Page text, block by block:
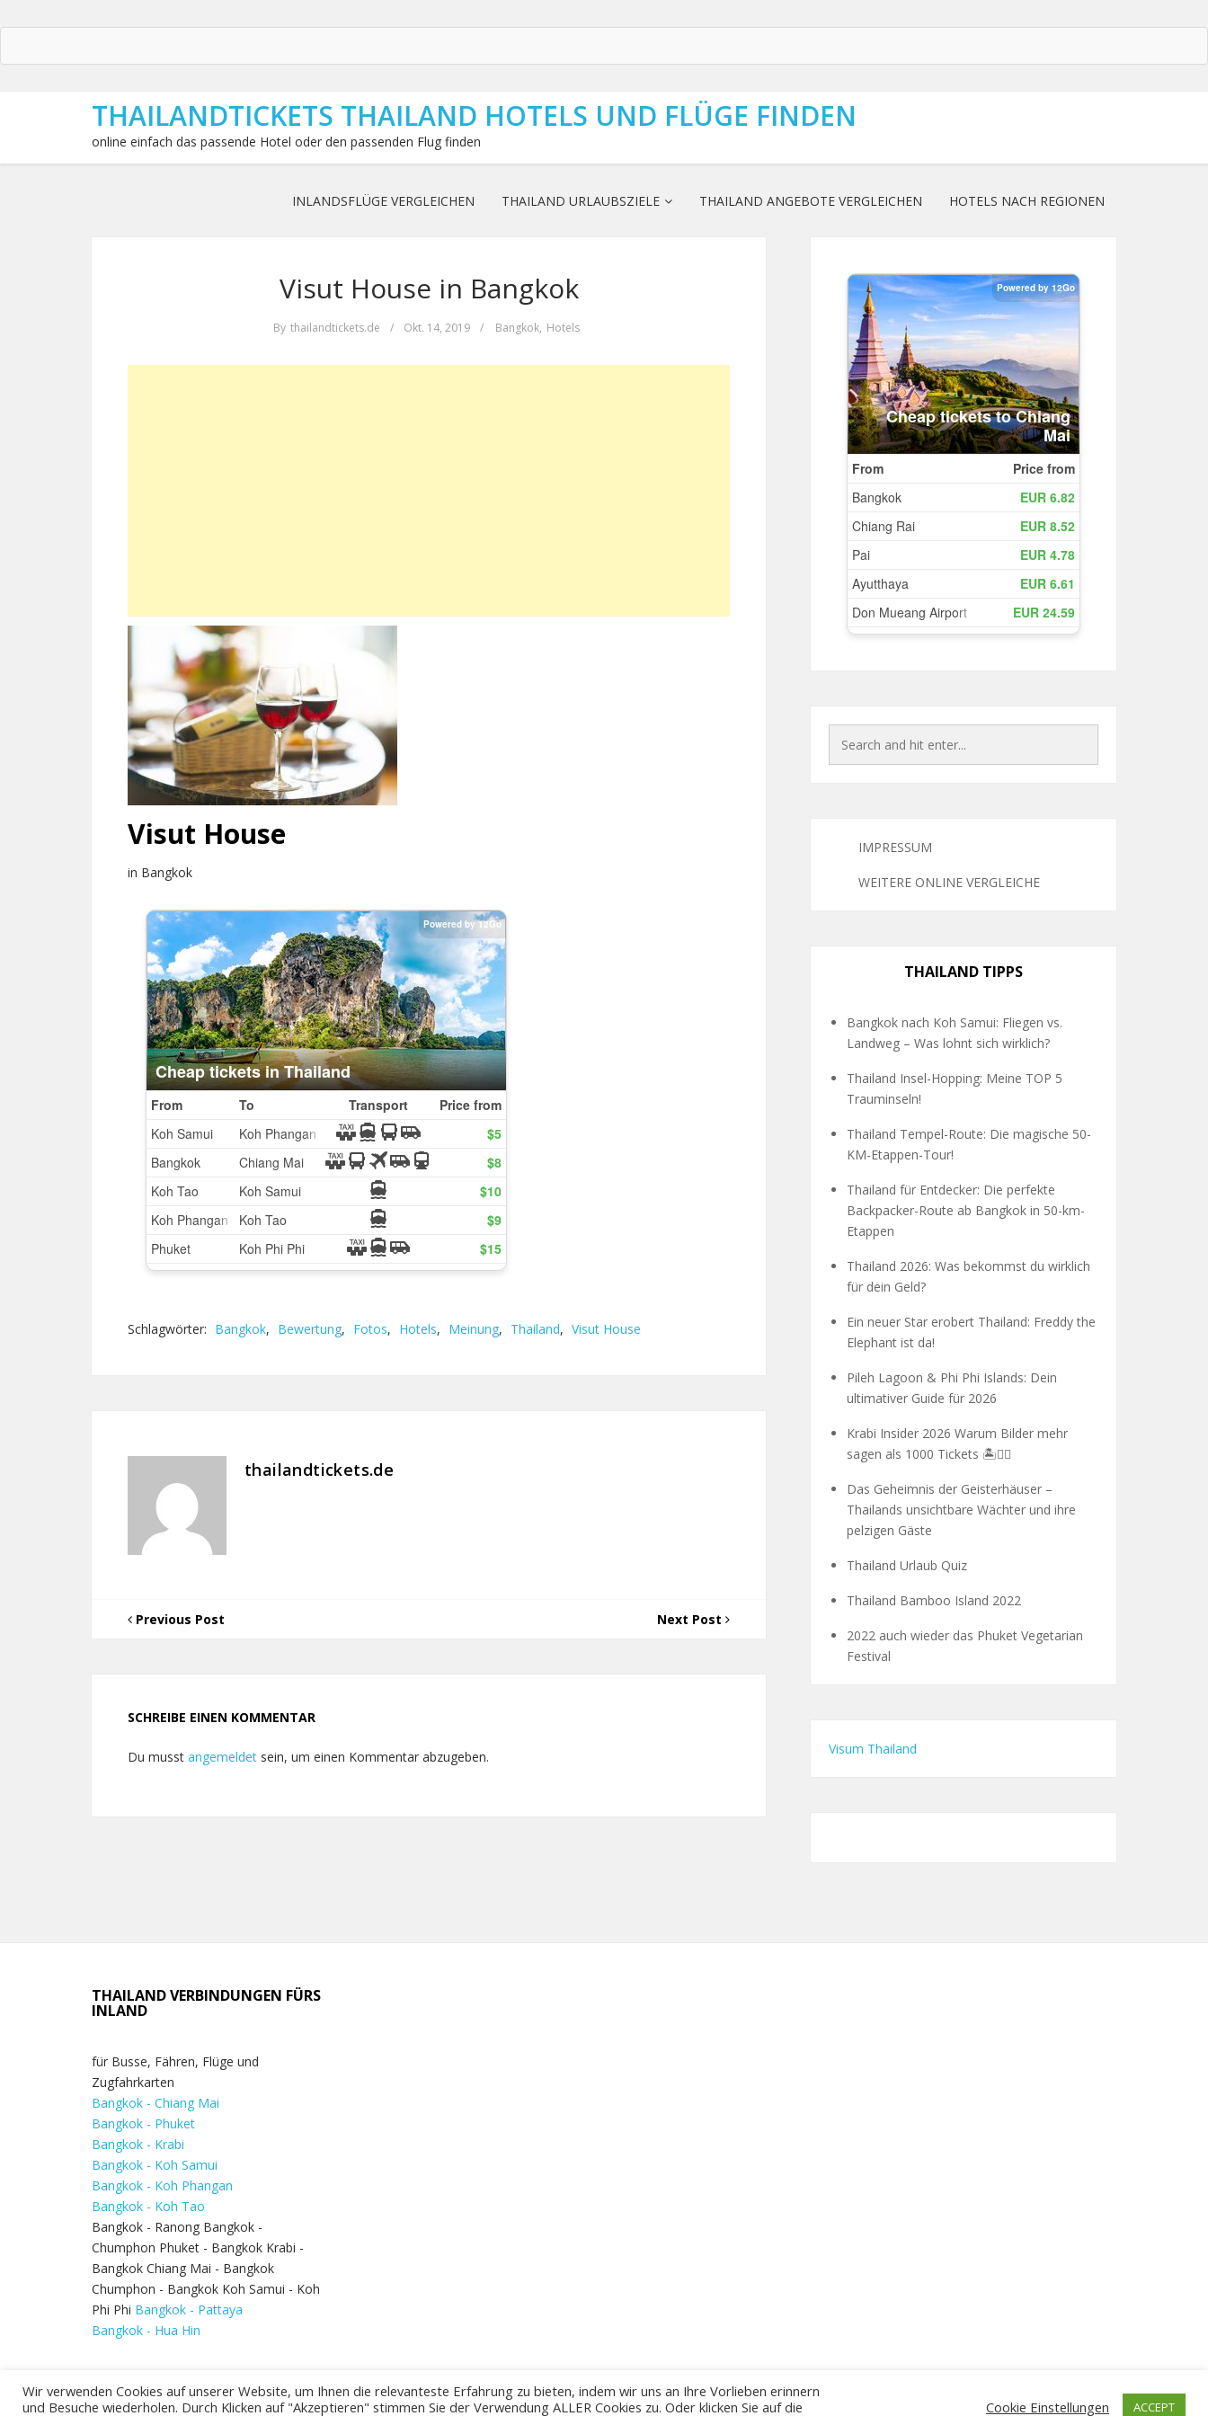
THAILANDTICKETS THAILAND HOTELS UND FLÜGE FINDEN
online einfach das passende Hotel oder den passenden Flug finden
INLANDSFLÜGE VERGLEICHEN THAILAND URLAUBSZIELE THAILAND ANGEBOTE VERGLEICHEN HOTELS NACH REGIONEN
Visut House in Bangkok
By thailandtickets.de / Okt. 14, 2019 / Bangkok, Hotels
Visut House
in Bangkok
Schlagwörter: Bangkok, Bewertung, Fotos, Hotels, Meinung, Thailand, Visut House
thailandtickets.de
Previous Post Next Post
SCHREIBE EINEN KOMMENTAR
Du musst angemeldet sein, um einen Kommentar abzugeben.
IMPRESSUM
WEITERE ONLINE VERGLEICHE
THAILAND TIPPS
Bangkok nach Koh Samui: Fliegen vs.
Landweg – Was lohnt sich wirklich?
Thailand Insel-Hopping: Meine TOP 5
Trauminseln!
Thailand Tempel-Route: Die magische 50-
KM-Etappen-Tour!
Thailand für Entdecker: Die perfekte
Backpacker-Route ab Bangkok in 50-km-
Etappen
Thailand 2026: Was bekommst du wirklich
für dein Geld?
Ein neuer Star erobert Thailand: Freddy the
Elephant ist da!
Pileh Lagoon & Phi Phi Islands: Dein
ultimativer Guide für 2026
Krabi Insider 2026 Warum Bilder mehr
sagen als 1000 Tickets 🏝️🧗‍♂️
Das Geheimnis der Geisterhäuser –
Thailands unsichtbare Wächter und ihre
pelzigen Gäste
Thailand Urlaub Quiz
Thailand Bamboo Island 2022
2022 auch wieder das Phuket Vegetarian
Festival
Visum Thailand
THAILAND VERBINDUNGEN FÜRS
INLAND
für Busse, Fähren, Flüge und
Zugfahrkarten
Bangkok - Chiang Mai
Bangkok - Phuket
Bangkok - Krabi
Bangkok - Koh Samui
Bangkok - Koh Phangan
Bangkok - Koh Tao
Bangkok - Ranong Bangkok -
Chumphon Phuket - Bangkok Krabi -
Bangkok Chiang Mai - Bangkok
Chumphon - Bangkok Koh Samui - Koh
Phi Phi Bangkok - Pattaya
Bangkok - Hua Hin
Wir verwenden Cookies auf unserer Website, um Ihnen die relevanteste Erfahrung zu bieten, indem wir uns an Ihre Vorlieben erinnern
und Besuche wiederholen. Durch Klicken auf "Akzeptieren" stimmen Sie der Verwendung ALLER Cookies zu. Oder klicken Sie auf die
Cookie Einstellungen ACCEPT